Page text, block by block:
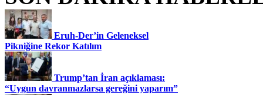
Eruh-Der’in Geleneksel
Pikniğine Rekor Katılım
Trump’tan İran açıklaması:
“Uygun davranmazlarsa gereğini yaparım”